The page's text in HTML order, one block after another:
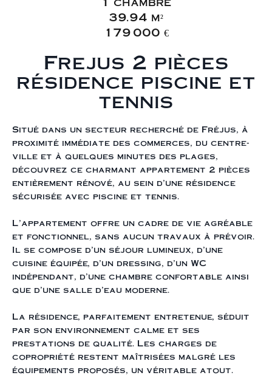
39.94 m²
179 000 €
Frejus 2 pièces
résidence piscine et
tennis
Situé dans un secteur recherché de Fréjus, à
proximité immédiate des commerces, du centre-
ville et à quelques minutes des plages,
découvrez ce charmant appartement 2 pièces
entièrement rénové, au sein d’une résidence
sécurisée avec piscine et tennis.
L’appartement offre un cadre de vie agréable
et fonctionnel, sans aucun travaux à prévoir.
Il se compose d’un séjour lumineux, d’une
cuisine équipée, d’un dressing, d’un WC
indépendant, d’une chambre confortable ainsi
que d’une salle d’eau moderne.
La résidence, parfaitement entretenue, séduit
par son environnement calme et ses
prestations de qualité. Les charges de
copropriété restent maîtrisées malgré les
équipements proposés, un véritable atout.